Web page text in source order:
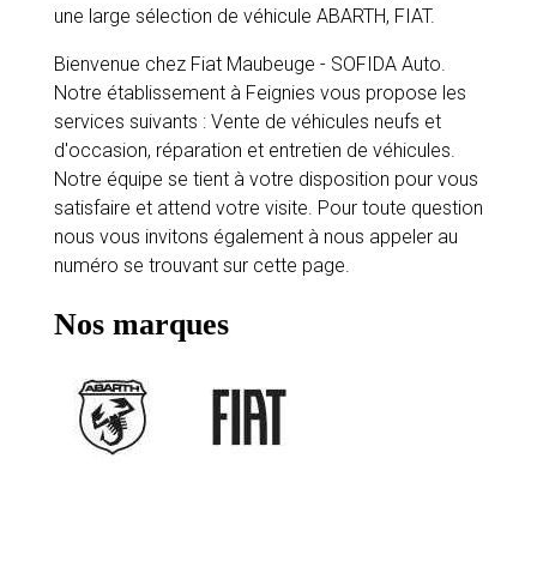
une large sélection de véhicule ABARTH, FIAT.
Bienvenue chez Fiat Maubeuge - SOFIDA Auto.
Notre établissement à Feignies vous propose les
services suivants : Vente de véhicules neufs et
d'occasion, réparation et entretien de véhicules.
Notre équipe se tient à votre disposition pour vous
satisfaire et attend votre visite. Pour toute question
nous vous invitons également à nous appeler au
numéro se trouvant sur cette page.
Nos marques